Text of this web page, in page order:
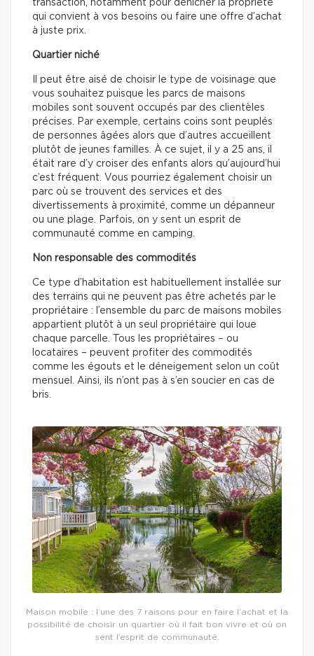
transaction, notamment pour dénicher la propriété
qui convient à vos besoins ou faire une offre d’achat
à juste prix.
Quartier niché
Il peut être aisé de choisir le type de voisinage que
vous souhaitez puisque les parcs de maisons
mobiles sont souvent occupés par des clientèles
précises. Par exemple, certains coins sont peuplés
de personnes âgées alors que d’autres accueillent
plutôt de jeunes familles. À ce sujet, il y a 25 ans, il
était rare d’y croiser des enfants alors qu’aujourd’hui
c’est fréquent. Vous pourriez également choisir un
parc où se trouvent des services et des
divertissements à proximité, comme un dépanneur
ou une plage. Parfois, on y sent un esprit de
communauté comme en camping.
Non responsable des commodités
Ce type d’habitation est habituellement installée sur
des terrains qui ne peuvent pas être achetés par le
propriétaire : l’ensemble du parc de maisons mobiles
appartient plutôt à un seul propriétaire qui loue
chaque parcelle. Tous les propriétaires – ou
locataires – peuvent profiter des commodités
comme les égouts et le déneigement selon un coût
mensuel. Ainsi, ils n’ont pas à s’en soucier en cas de
bris.
Maison mobile : l’une des 7 raisons pour en faire l’achat et la
possibilité de choisir un quartier où il fait bon vivre et où on
sent l’esprit de communauté.